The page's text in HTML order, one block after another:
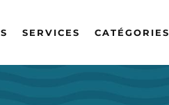
SERVICES CATÉGORIES